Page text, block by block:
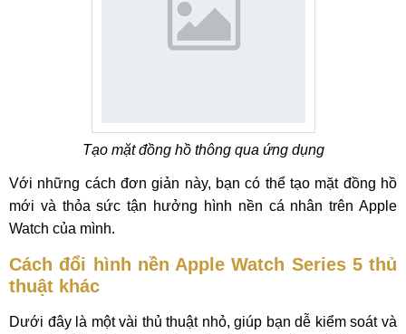
Tạo mặt đồng hồ thông qua ứng dụng
Với những cách đơn giản này, bạn có thể tạo mặt đồng hồ
mới và thỏa sức tận hưởng hình nền cá nhân trên Apple
Watch của mình.
Cách đổi hình nền Apple Watch Series 5 thủ
thuật khác
Dưới đây là một vài thủ thuật nhỏ, giúp bạn dễ kiểm soát và